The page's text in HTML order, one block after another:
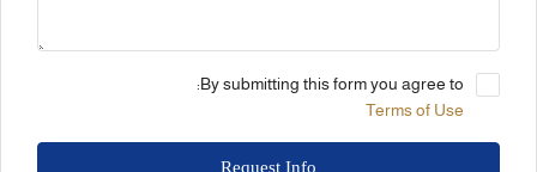
By submitting this form you agree to:
Terms of Use
Request Info